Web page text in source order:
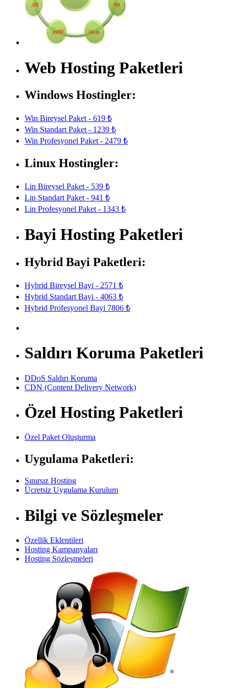
Web Hosting Paketleri
Windows Hostingler:
Win Bireysel Paket - 619 ₺
Win Standart Paket - 1239 ₺
Win Profesyonel Paket - 2479 ₺
Linux Hostingler:
Lin Bireysel Paket - 539 ₺
Lin Standart Paket - 941 ₺
Lin Profesyonel Paket - 1343 ₺
Bayi Hosting Paketleri
Hybrid Bayi Paketleri:
Hybrid Bireysel Bayi - 2571 ₺
Hybrid Standart Bayi - 4063 ₺
Hybrid Profesyonel Bayi 7806 ₺
Saldırı Koruma Paketleri
DDoS Saldırı Koruma
CDN (Content Delivery Network)
Özel Hosting Paketleri
Özel Paket Oluşturma
Uygulama Paketleri:
Sınırsız Hosting
Ücretsiz Uygulama Kurulum
Bilgi ve Sözleşmeler
Özellik Eklentileri
Hosting Kampanyaları
Hosting Sözleşmeleri